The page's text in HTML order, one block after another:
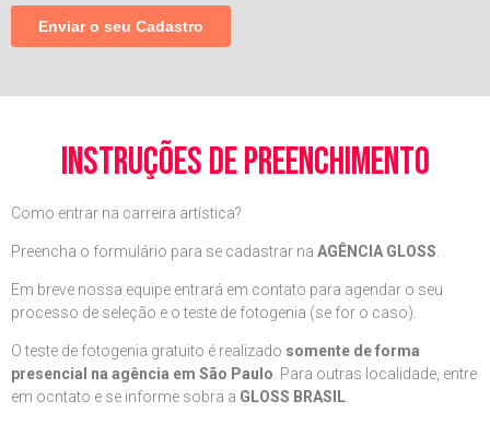
instruções de preenchimento
Como entrar na carreira artística?
Preencha o formulário para se cadastrar na AGÊNCIA GLOSS
Em breve nossa equipe entrará em contato para agendar o seu
processo de seleção e o teste de fotogenia (se for o caso).
O teste de fotogenia gratuito é realizado somente de forma
presencial na agência em São Paulo . Para outras localidade, entre
em ocntato e se informe sobra a GLOSS BRASIL